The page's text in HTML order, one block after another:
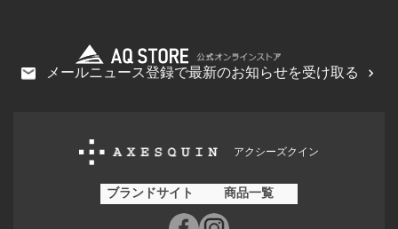
メールニュース登録で最新のお知らせを受け取る
アクシーズクイン
ブランドサイト 商品一覧